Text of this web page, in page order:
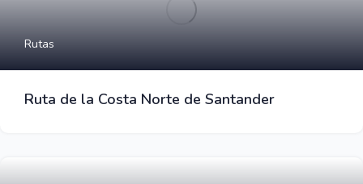
Rutas
Ruta de la Costa Norte de Santander